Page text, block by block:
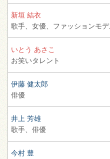
新垣 結衣
歌手、 女優、 ファッションモ
いとう あさこ
お笑いタレント
伊藤 健太郎
俳優
井上 芳雄
歌手、 俳優
今村 豊